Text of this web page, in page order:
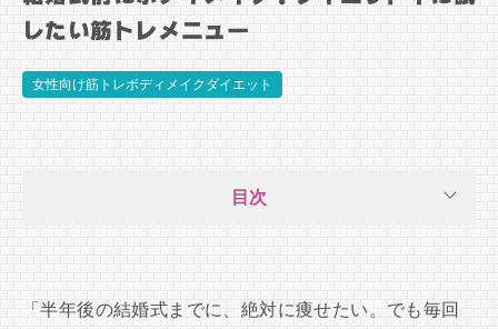
したい筋トレメニュー
女性向け筋トレボディメイクダイエット
目次
「半年後の結婚式までに、絶対に痩せたい。でも毎回